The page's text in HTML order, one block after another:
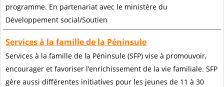
programme. En partenariat avec le ministère du
Développement social/Soutien
Services à la famille de la Péninsule
Services à la famille de la Péninsule (SFP) vise à promouvoir,
encourager et favoriser l’enrichissement de la vie familiale. SFP
gère aussi différentes initiatives pour les jeunes de 11 à 30